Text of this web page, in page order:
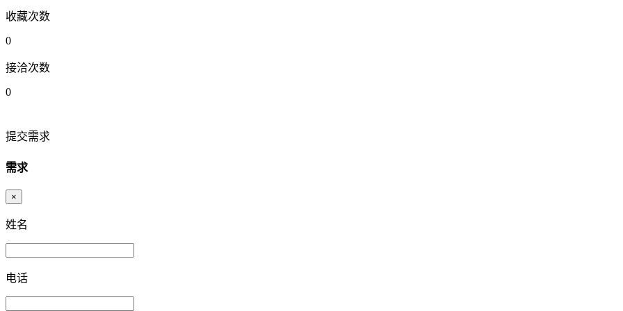
收藏次数
0
接洽次数
0
提交需求
需求
×
姓名
电话